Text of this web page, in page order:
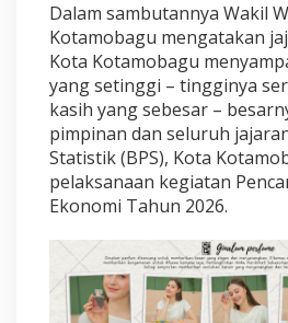
Dalam sambutannya Wakil
Kotamobagu mengatakan
Kota Kotamobagu
yang setinggi – tingginya
kasih yang sebesar –
pimpinan dan seluruh
Statistik (BPS), Kota
pelaksanaan kegiatan
Ekonomi Tahun 2026.